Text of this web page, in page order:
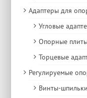
Адаптеры для
Угловые
Опорные
Торцевые
Регулируемые
Винты-